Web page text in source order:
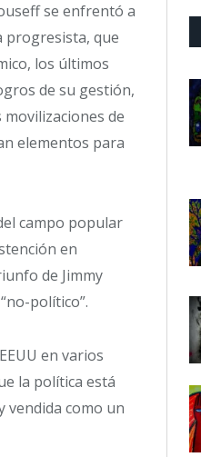
se enfrentó a
progresista, que
los últimos
de su gestión,
de
elementos para
campo popular
en
de Jimmy
político”.
en varios
la política está
vendida como un